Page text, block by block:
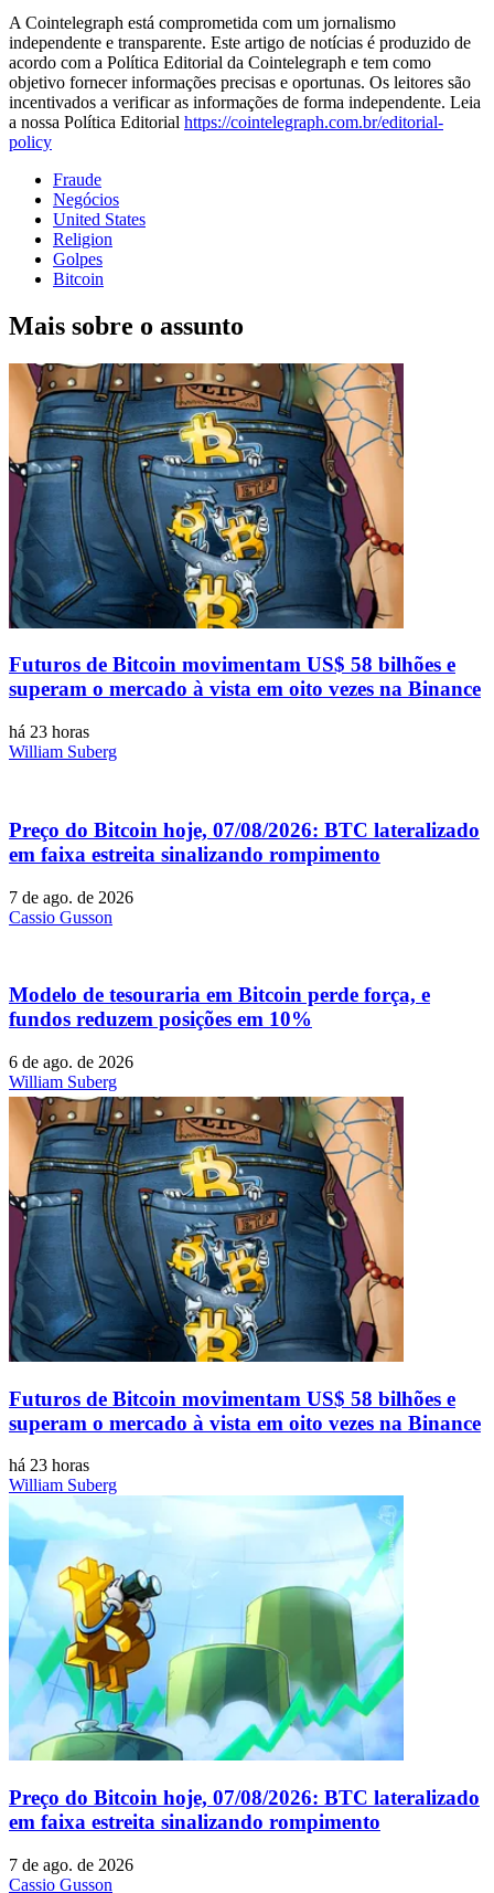
A Cointelegraph está comprometida com um jornalismo
independente e transparente. Este artigo de notícias é produzido de
acordo com a Política Editorial da Cointelegraph e tem como
objetivo fornecer informações precisas e oportunas. Os leitores são
incentivados a verificar as informações de forma independente. Leia
a nossa Política Editorial https://cointelegraph.com.br/editorial-
policy
Fraude
Negócios
United States
Religion
Golpes
Bitcoin
Mais sobre o assunto
Futuros de Bitcoin movimentam US$ 58 bilhões e
superam o mercado à vista em oito vezes na Binance
há 23 horas
William Suberg
Preço do Bitcoin hoje, 07/08/2026: BTC lateralizado
em faixa estreita sinalizando rompimento
7 de ago. de 2026
Cassio Gusson
Modelo de tesouraria em Bitcoin perde força, e
fundos reduzem posições em 10%
6 de ago. de 2026
William Suberg
Futuros de Bitcoin movimentam US$ 58 bilhões e
superam o mercado à vista em oito vezes na Binance
há 23 horas
William Suberg
Preço do Bitcoin hoje, 07/08/2026: BTC lateralizado
em faixa estreita sinalizando rompimento
7 de ago. de 2026
Cassio Gusson